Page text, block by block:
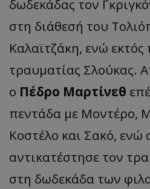
δωδεκάδας τον
στη διάθεσή του
Καλαϊτζάκη, ενώ εκτός
τραυματίας Σλούκας.
ο Πέδρο Μαρτίνεθ
πεντάδα με Μοντέρο,
Κοστέλο και Σακό,
αντικατέστησε τον
στη δωδεκάδα των